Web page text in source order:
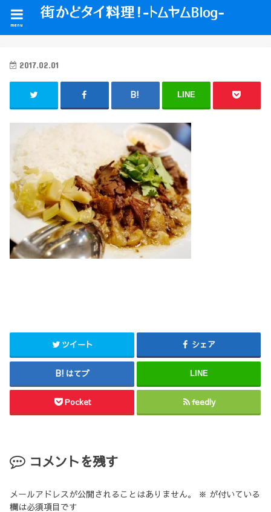
menu
2017.02.01
LINE
ツイート シェア
はてブ LINE
Pocket feedly
コメントを残す
メールアドレスが公開されることはありません。 ※ が付いている
欄は必須項目です